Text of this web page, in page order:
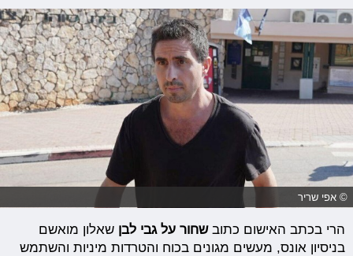
© אפי שריר
הרי בכתב האישום כתובשחור על גבי לבן שאלון מואשם
בניסיון אונס, מעשים מגונים בכוח והטרדות מיניות והשתמש